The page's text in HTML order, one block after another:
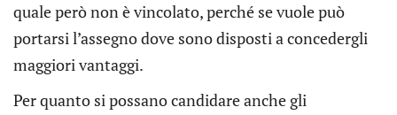
quale però non è vincolato, perché se vuole può
portarsi l’assegno dove sono disposti a concedergli
maggiori vantaggi.
Per quanto si possano candidare anche gli